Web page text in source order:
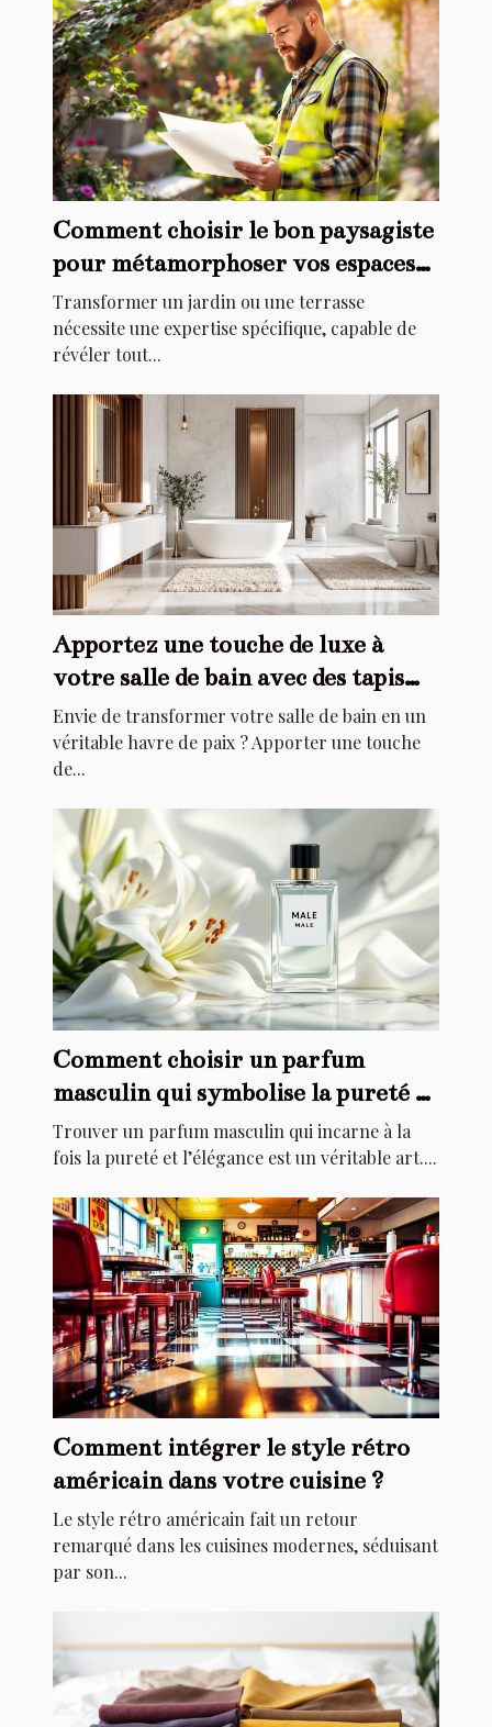
Comment choisir le bon paysagiste
pour métamorphoser vos espaces
extérieurs ?
Transformer un jardin ou une terrasse
nécessite une expertise spécifique, capable de
révéler tout...
Apportez une touche de luxe à
votre salle de bain avec des tapis
élégants
Envie de transformer votre salle de bain en un
véritable havre de paix ? Apporter une touche
de...
Comment choisir un parfum
masculin qui symbolise la pureté et
l'élégance ?
Trouver un parfum masculin qui incarne à la
fois la pureté et l’élégance est un véritable art....
Comment intégrer le style rétro
américain dans votre cuisine ?
Le style rétro américain fait un retour
remarqué dans les cuisines modernes, séduisant
par son...